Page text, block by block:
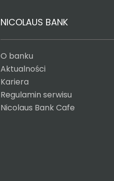
NICOLAUS BANK
O banku
Aktualności
Kariera
Regulamin serwisu
Nicolaus Bank Cafe